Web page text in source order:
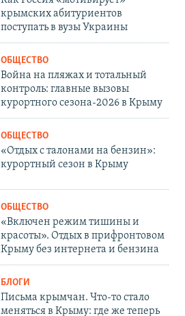
крымских абитуриентов
поступать в вузы Украины
ОБЩЕСТВО
Война на пляжах и тотальный
контроль: главные вызовы
курортного сезона-2026 в Крыму
ОБЩЕСТВО
«Отдых с талонами на бензин»:
курортный сезон в Крыму
ОБЩЕСТВО
«Включен режим тишины и
красоты». Отдых в прифронтовом
Крыму без интернета и бензина
БЛОГИ
Письма крымчан. Что-то стало
меняться в Крыму: где же теперь